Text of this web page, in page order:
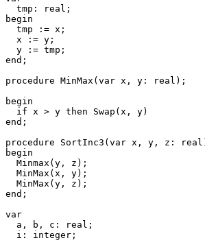
  tmp: real;
begin
  tmp := x;
  x := y;
  y := tmp;
end;
procedure MinMax(var x, y: real);
begin
  if x > y then Swap(x, y)
end;
procedure SortInc3(var x, y, z:
begin
  Minmax(y, z);
  MinMax(x, y);
  MinMax(y, z);
end;
var
  a, b, c: real;
  i: integer;